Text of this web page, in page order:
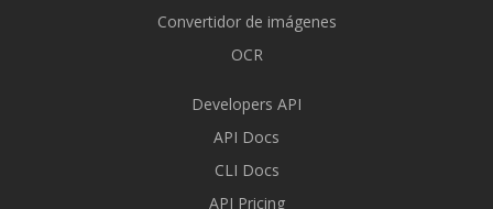
Convertidor de imágenes
OCR
Developers API
API Docs
CLI Docs
API Pricing